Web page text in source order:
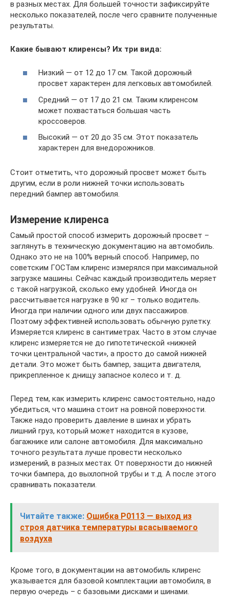
в разных местах. Для большей точности зафиксируйте
несколько показателей, после чего сравните полученные
результаты.
Какие бывают клиренсы? Их три вида:
Низкий — от 12 до 17 см. Такой дорожный
просвет характерен для легковых автомобилей.
Средний — от 17 до 21 см. Таким клиренсом
может похвастаться большая часть
кроссоверов.
Высокий — от 20 до 35 см. Этот показатель
характерен для внедорожников.
Стоит отметить, что дорожный просвет может быть
другим, если в роли нижней точки использовать
передний бампер автомобиля.
Измерение клиренса
Самый простой способ измерить дорожный просвет –
заглянуть в техническую документацию на автомобиль.
Однако это не на 100% верный способ. Например, по
советским ГОСТам клиренс измерялся при максимальной
загрузке машины. Сейчас каждый производитель меряет
с такой нагрузкой, сколько ему удобней. Иногда он
рассчитывается нагрузке в 90 кг – только водитель.
Иногда при наличии одного или двух пассажиров.
Поэтому эффективней использовать обычную рулетку.
Измеряется клиренс в сантиметрах. Часто в этом случае
клиренс измеряется не до гипотетической «нижней
точки центральной части», а просто до самой нижней
детали. Это может быть бампер, защита двигателя,
прикрепленное к днищу запасное колесо и т. д.
Перед тем, как измерить клиренс самостоятельно, надо
убедиться, что машина стоит на ровной поверхности.
Также надо проверить давление в шинах и убрать
лишний груз, который может находится в кузове,
багажнике или салоне автомобиля. Для максимально
точного результата лучше провести несколько
измерений, в разных местах. От поверхности до нижней
точки бампера, до выхлопной трубы и т.д. А после этого
сравнивать показатели.
Читайте также: Ошибка Р0113 — выход из
строя датчика температуры всасываемого
воздуха
Кроме того, в документации на автомобиль клиренс
указывается для базовой комплектации автомобиля, в
первую очередь – с базовыми дисками и шинами.